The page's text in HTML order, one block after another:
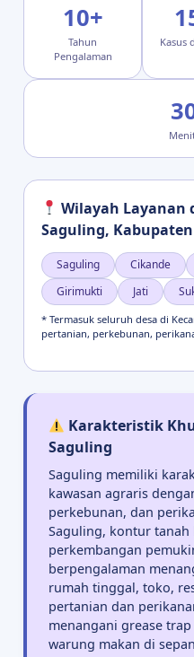
10+
Tahun
Pengalaman
Kasus
Wilayah Layanan
Saguling,
Saguling Cikande
Girimukti
Jati
* Termasuk seluruh desa di
pertanian, perkebunan,
Karakteristik
Saguling
Saguling memiliki
kawasan agraris
perkebunan, dan
Saguling, kontur tanah
perkembangan
berpengalaman
rumah tinggal, toko,
pertanian dan
menangani grease
warung makan di